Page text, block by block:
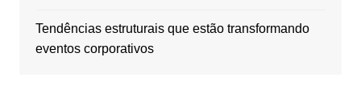
Tendências estruturais que estão transformando
eventos corporativos